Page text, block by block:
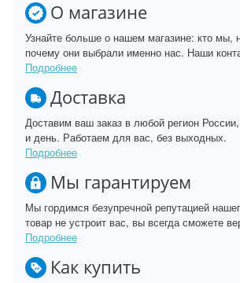
О магазине
Узнайте больше о нашем магазине: кто мы,
почему они выбрали именно нас. Наши
Подробнее
Доставка
Доставим ваш заказ в любой регион
и день. Работаем для вас, без выходных.
Подробнее
Мы гарантируем
Мы гордимся безупречной репутацией
товар не устроит вас, вы всегда сможете
Подробнее
Как купить